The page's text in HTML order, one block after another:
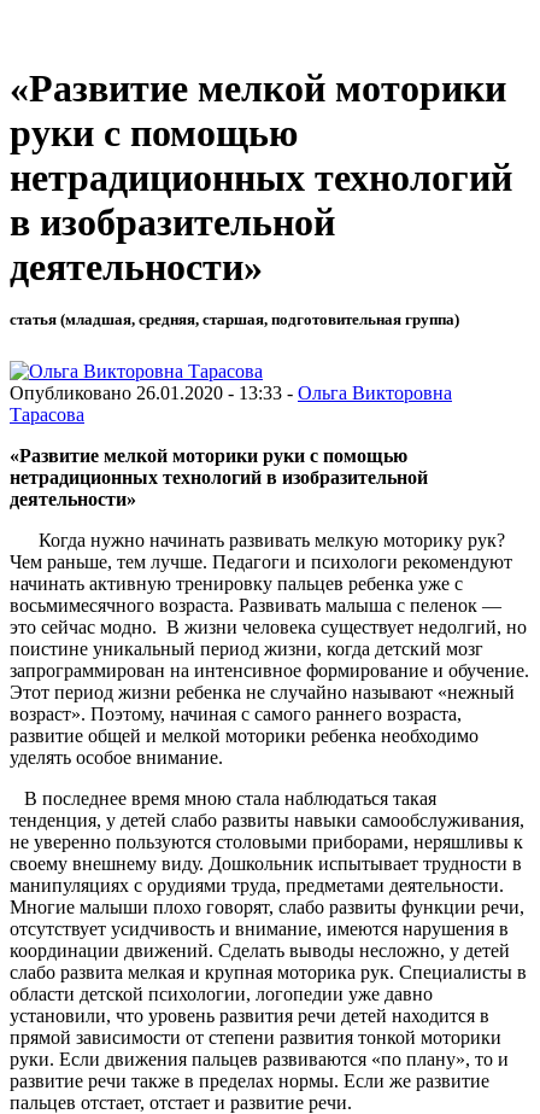
«Развитие мелкой моторики
руки с помощью
нетрадиционных технологий
в изобразительной
деятельности»
статья (младшая, средняя, старшая, подготовительная группа)
Опубликовано 26.01.2020 - 13:33 - Ольга Викторовна
Тарасова
«Развитие мелкой моторики руки с помощью
нетрадиционных технологий в изобразительной
деятельности»
Когда нужно начинать развивать мелкую моторику рук?
Чем раньше, тем лучше. Педагоги и психологи рекомендуют
начинать активную тренировку пальцев ребенка уже с
восьмимесячного возраста. Развивать малыша с пеленок —
это сейчас модно. В жизни человека существует недолгий, но
поистине уникальный период жизни, когда детский мозг
запрограммирован на интенсивное формирование и обучение.
Этот период жизни ребенка не случайно называют «нежный
возраст». Поэтому, начиная с самого раннего возраста,
развитие общей и мелкой моторики ребенка необходимо
уделять особое внимание.
В последнее время мною стала наблюдаться такая
тенденция, у детей слабо развиты навыки самообслуживания,
не уверенно пользуются столовыми приборами, неряшливы к
своему внешнему виду. Дошкольник испытывает трудности в
манипуляциях с орудиями труда, предметами деятельности.
Многие малыши плохо говорят, слабо развиты функции речи,
отсутствует усидчивость и внимание, имеются нарушения в
координации движений. Сделать выводы несложно, у детей
слабо развита мелкая и крупная моторика рук. Специалисты в
области детской психологии, логопедии уже давно
установили, что уровень развития речи детей находится в
прямой зависимости от степени развития тонкой моторики
руки. Если движения пальцев развиваются «по плану», то и
развитие речи также в пределах нормы. Если же развитие
пальцев отстает, отстает и развитие речи.